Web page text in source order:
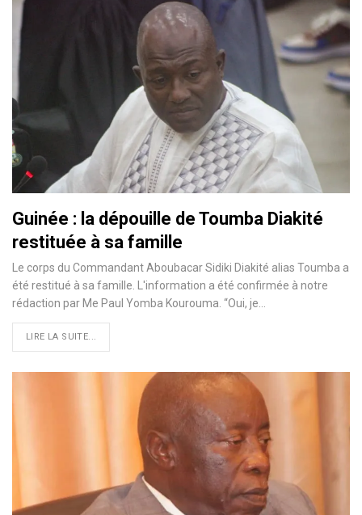
Guinée : la dépouille de Toumba Diakité
restituée à sa famille
Le corps du Commandant Aboubacar Sidiki Diakité alias Toumba a
été restitué à sa famille. L'information a été confirmée à notre
rédaction par Me Paul Yomba Kourouma. “Oui, je…
LIRE LA SUITE...